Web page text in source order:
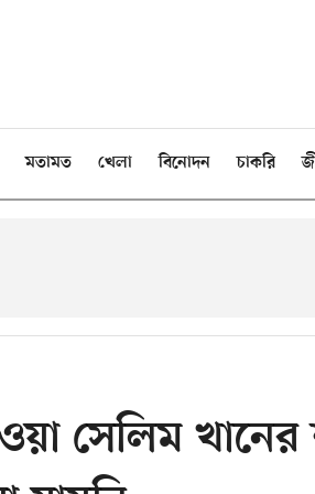
মতামত খেলা বিনোদন চাকরি
সেলিম খানের